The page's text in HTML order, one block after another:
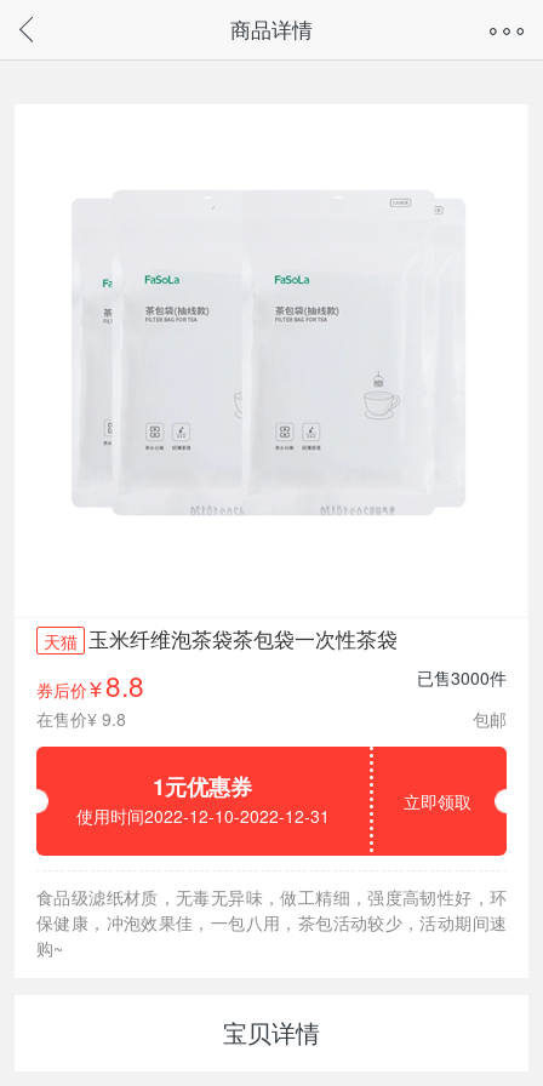
请通过微信或支付宝搜“奇兔客小程序”访问
商品详情
天猫 玉米纤维泡茶袋茶包袋一次性茶袋
券后价¥ 8.8
已售3000件
在售价¥ 9.8
包邮
1元优惠券
使用时间2022-12-10-2022-12-31
立即领取
食品级滤纸材质，无毒无异味，做工精细，强度高韧性好，环
保健康，冲泡效果佳，一包八用，茶包活动较少，活动期间速
购~
宝贝详情